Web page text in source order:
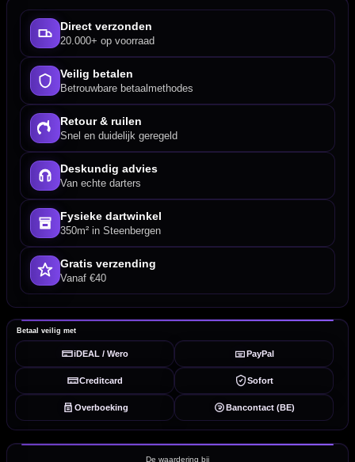
Direct verzonden
20.000+ op voorraad
Veilig betalen
Betrouwbare betaalmethodes
Retour & ruilen
Snel en duidelijk geregeld
Deskundig advies
Van echte darters
Fysieke dartwinkel
350m² in Steenbergen
Gratis verzending
Vanaf €40
Betaal veilig met
iDEAL / Wero PayPal
Creditcard Sofort
Overboeking Bancontact (BE)
De waardering bij